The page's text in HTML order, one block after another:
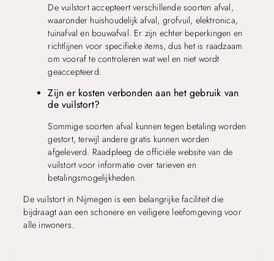
De vuilstort accepteert verschillende soorten afval,
waaronder huishoudelijk afval, grofvuil, elektronica,
tuinafval en bouwafval. Er zijn echter beperkingen en
richtlijnen voor specifieke items, dus het is raadzaam
om vooraf te controleren wat wel en niet wordt
geaccepteerd.
Zijn er kosten verbonden aan het gebruik van
de vuilstort?
Sommige soorten afval kunnen tegen betaling worden
gestort, terwijl andere gratis kunnen worden
afgeleverd. Raadpleeg de officiële website van de
vuilstort voor informatie over tarieven en
betalingsmogelijkheden.
De vuilstort in Nijmegen is een belangrijke faciliteit die
bijdraagt aan een schonere en veiligere leefomgeving voor
alle inwoners.